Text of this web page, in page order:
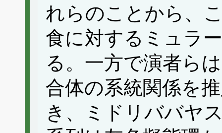
れらのことから、
食に対するミュラ
る。一方で演者ら
合体の系統関係を
き、ミドリババヤ